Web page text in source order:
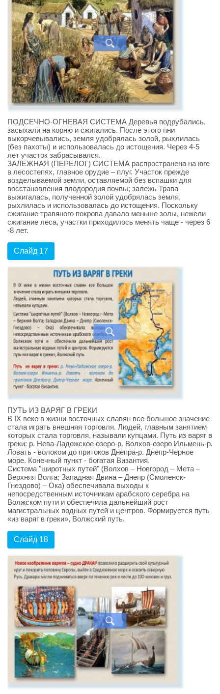
ПОДСЕЧНО-ОГНЕВАЯ СИСТЕМА Деревья подрубались,
засыхали на корню и сжигались. После этого пни
выкорчевывались, земля удобрялась золой, рыхлилась
(без пахоты) и использовалась до истощения. Через 4-5
лет участок забрасывался.
ЗАЛЕЖНАЯ (ПЕРЕЛОГ) СИСТЕМА распространена на юге
в лесостепях, главное орудие – плуг. Участок прежде
возделываемой земли, оставляемой без вспашки для
восстановления плодородия почвы; залежь Трава
выжигалась, полученной золой удобрялась земля,
рыхлилась и использовалась до истощения. Поскольку
сжигание травяного покрова давало меньше золы, нежели
сжигание леса, участки приходилось менять чаще - через 6
-8 лет.
Слайд 17
ПУТЬ ИЗ ВАРЯГ В ГРЕКИ
В IX веке в жизни восточных славян все большое значение
стала играть внешняя торговля. Людей, главным занятием
которых стала торговля, называли купцами. Путь из варяг в
греки: р. Нева-Ладожское озеро-р. Волхов-озеро Ильмень-р.
Ловать - волоком до притоков Днепра-р. Днепр-Черное
море. Конечный пункт - богатая Византия.
Система "широтных путей" (Волхов – Новгород – Мета –
Верхняя Волга; Западная Двина – Днепр (Смоленск-
Гнездово) – Ока) обеспечивала выходы к
непосредственным источникам арабского серебра на
Волжском пути и обеспечила дальнейший рост
магистральных водных путей и центров. Формируется путь
«из варяг в греки», Волжский путь.
Слайд 18